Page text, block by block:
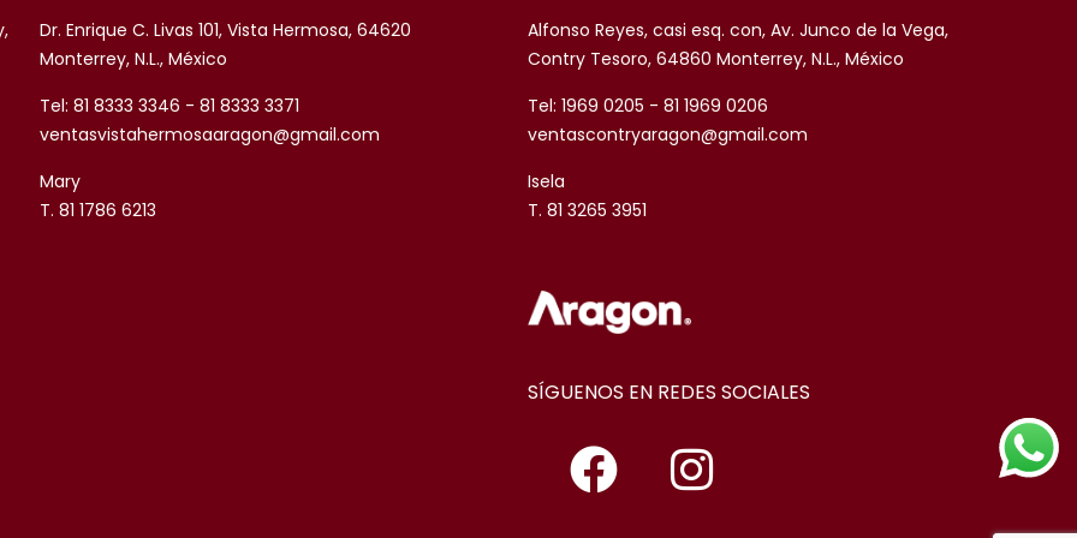
Dr. Enrique C. Livas 101, Vista Hermosa, 64620
Monterrey, N.L., México
Tel: 81 8333 3346 - 81 8333 3371
ventasvistahermosaaragon@gmail.com
Mary
T. 81 1786 6213
Alfonso Reyes, casi esq. con, Av. Junco de la Vega,
Contry Tesoro, 64860 Monterrey, N.L., México
Tel: 1969 0205 - 81 1969 0206
ventascontryaragon@gmail.com
Isela
T. 81 3265 3951
SÍGUENOS EN REDES SOCIALES